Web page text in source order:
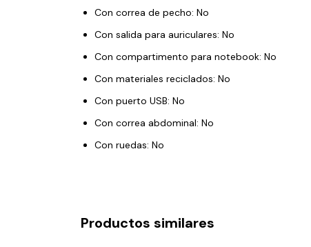
Con correa de pecho: No
Con salida para auriculares: No
Con compartimento para notebook: No
Con materiales reciclados: No
Con puerto USB: No
Con correa abdominal: No
Con ruedas: No
Productos similares